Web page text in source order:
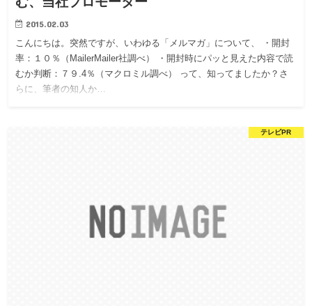
2015.02.03
こんにちは。突然ですが、いわゆる「メルマガ」について、 ・開封
率：１０％（MailerMailer社調べ） ・開封時にパッと見えた内容で読
むか判断：７９.4％（マクロミル調べ） って、知ってましたか？さ
らに、筆者の知人か…
テレビPR